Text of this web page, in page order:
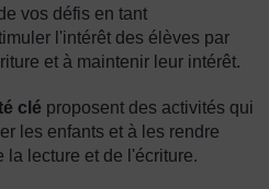
vos défis en tant
l'intérêt des élèves par
et à maintenir leur intérêt.
clé proposent des activités qui
les enfants et à les rendre
la lecture et de l'écriture.